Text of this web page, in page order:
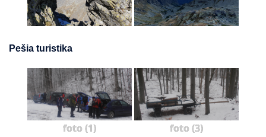
Pešia turistika
foto (1) foto (3)